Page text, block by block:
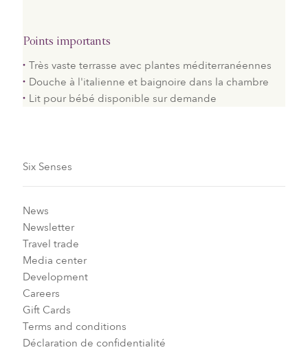
Points importants
Très vaste terrasse avec plantes méditerranéennes
Douche à l'italienne et baignoire dans la chambre
Lit pour bébé disponible sur demande
Six Senses
News
Newsletter
Travel trade
Media center
Development
Careers
Gift Cards
Terms and conditions
Déclaration de confidentialité